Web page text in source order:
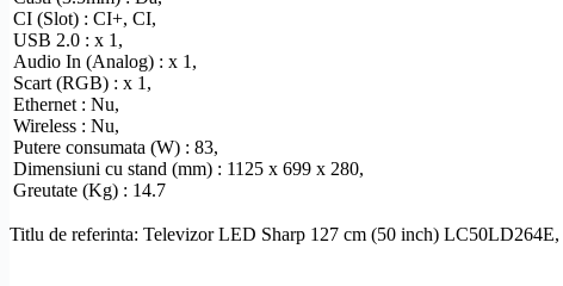
CI (Slot) : CI+, CI,
USB 2.0 : x 1,
Audio In (Analog) : x 1,
Scart (RGB) : x 1,
Ethernet : Nu,
Wireless : Nu,
Putere consumata (W) : 83,
Dimensiuni cu stand (mm) : 1125 x 699 x 280,
Greutate (Kg) : 14.7
Titlu de referinta: Televizor LED Sharp 127 cm (50 inch) LC50LD264E,